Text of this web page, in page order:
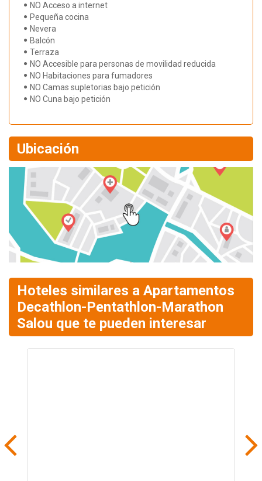
NO Acceso a internet
Pequeña cocina
Nevera
Balcón
Terraza
NO Accesible para personas de movilidad reducida
NO Habitaciones para fumadores
NO Camas supletorias bajo petición
NO Cuna bajo petición
Ubicación
Hoteles similares a Apartamentos
Decathlon-Pentathlon-Marathon
Salou que te pueden interesar